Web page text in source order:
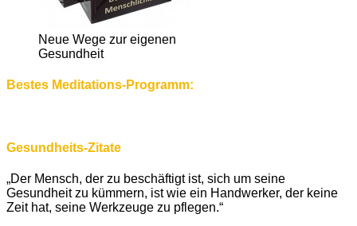
Neue Wege zur eigenen
Gesundheit
Bestes Meditations-Programm:
Gesundheits-Zitate
„Der Mensch, der zu beschäftigt ist, sich um seine
Gesundheit zu kümmern, ist wie ein Handwerker, der keine
Zeit hat, seine Werkzeuge zu pflegen.“